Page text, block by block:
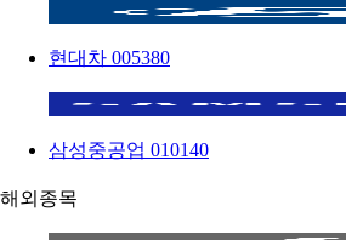
현대차 005380
삼성중공업 010140
해외종목